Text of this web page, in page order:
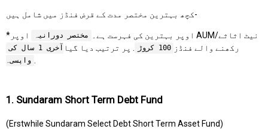
کچھ بہترین مختصر مدت کے قرض فنڈز میں شامل ہیں-
*اوپر بہترین کی فہرست ہے۔ مختصر دورانیہ
اوپر AUM/نیٹ اثاثے
رکھنے والے فنڈز
100 کروڑ . پر ترتیب دیا گیا
آخری 1 سال کی
واپسی۔
1. Sundaram Short Term Debt Fund
(Erstwhile Sundaram Select Debt Short Term Asset Fund)